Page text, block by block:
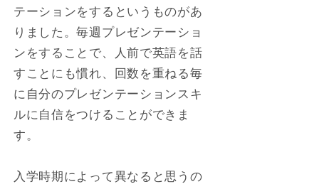
テーションをするというものがあ
りました。毎週プレゼンテーショ
ンをすることで、人前で英語を話
すことにも慣れ、回数を重ねる毎
に自分のプレゼンテーションスキ
ルに自信をつけることができま
す。
入学時期によって異なると思うの